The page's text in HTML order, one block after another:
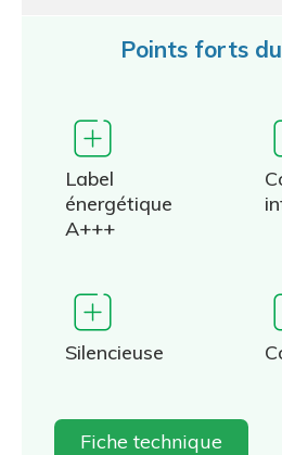
Points forts
Label
énergétique
A+++
Silencieuse
Fiche technique